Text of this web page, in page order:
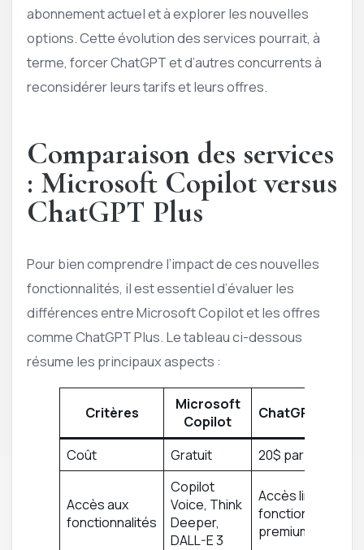
abonnement actuel et à explorer les nouvelles
options. Cette évolution des services pourrait, à
terme, forcer ChatGPT et d’autres concurrents à
reconsidérer leurs tarifs et leurs offres.
Comparaison des services
: Microsoft Copilot versus
ChatGPT Plus
Pour bien comprendre l’impact de ces nouvelles
fonctionnalités, il est essentiel d’évaluer les
différences entre Microsoft Copilot et les offres
comme ChatGPT Plus. Le tableau ci-dessous
résume les principaux aspects :
Critères
Microsoft
Copilot
ChatGPT Plus
Coût Gratuit 20$ par mois
Accès aux
fonctionnalités
Copilot
Voice, Think
Deeper,
DALL-E 3
Accès limité,
fonctionnalités
premium